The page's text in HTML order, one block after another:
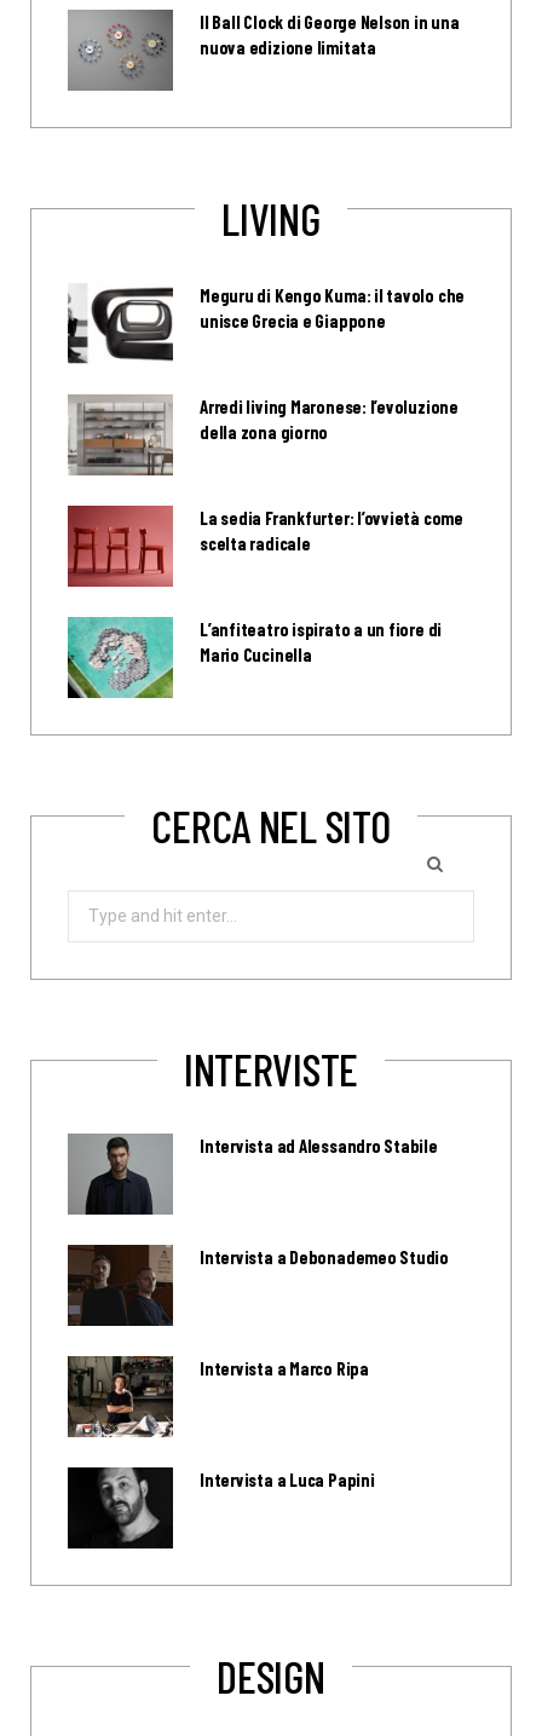
Il Ball Clock di George Nelson in una
nuova edizione limitata
LIVING
Meguru di Kengo Kuma: il tavolo che
unisce Grecia e Giappone
Arredi living Maronese: l’evoluzione
della zona giorno
La sedia Frankfurter: l’ovvietà come
scelta radicale
L’anfiteatro ispirato a un fiore di
Mario Cucinella
CERCA NEL SITO
Search
INTERVISTE
Intervista ad Alessandro Stabile
Intervista a Debonademeo Studio
Intervista a Marco Ripa
Intervista a Luca Papini
DESIGN